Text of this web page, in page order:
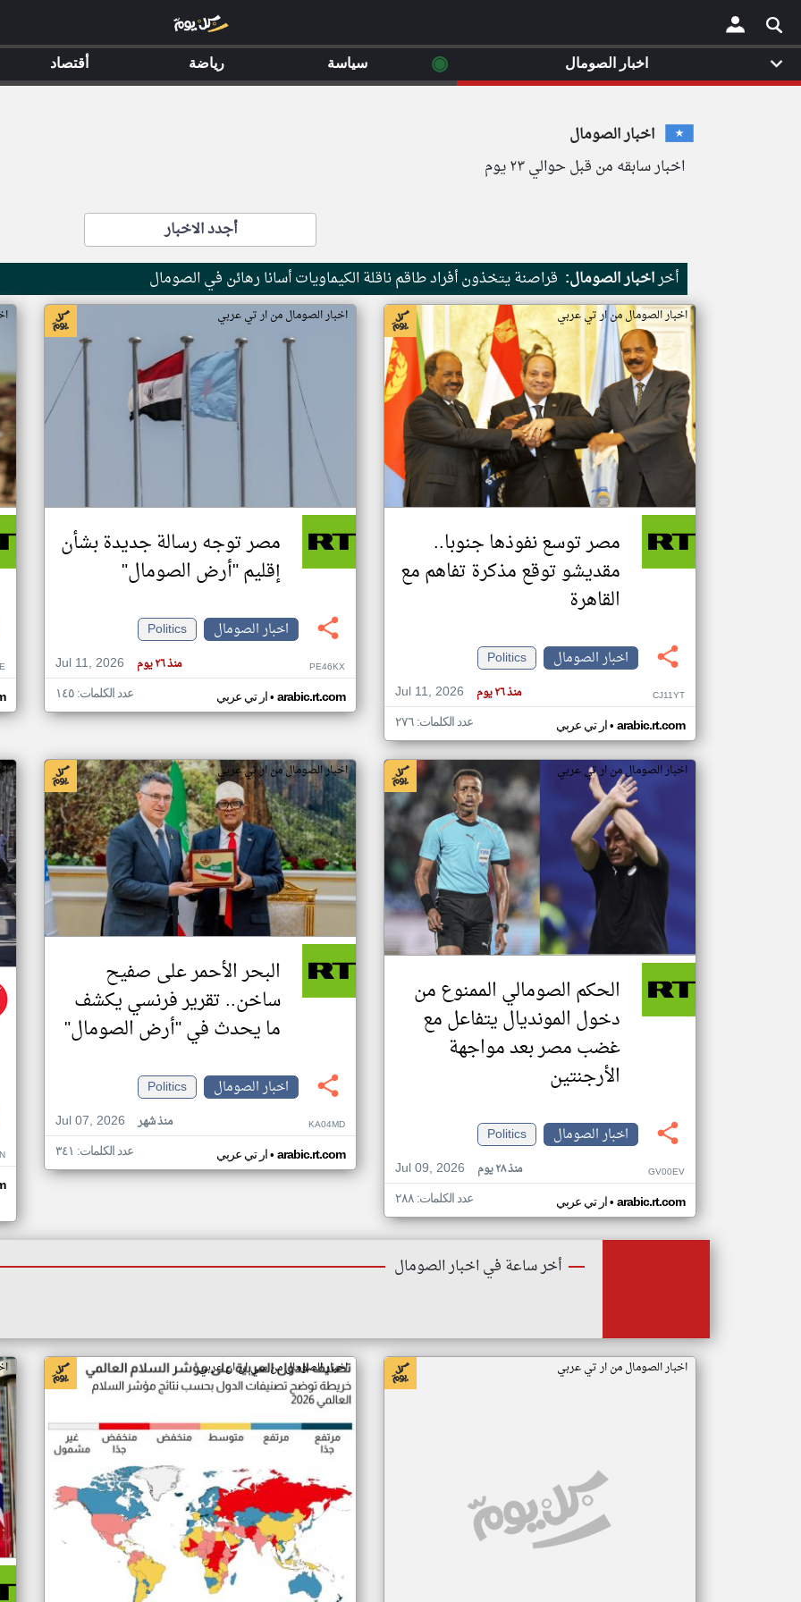
×
اخبار الصومال
اخبار سابقه من قبل حوالي ٢٣ يوم
أجدد الاخبار
أخراخبار الصومال: قراصنة يتخذون أفراد طاقم ناقلة الكيماويات أسانا رهائن في الصومال
اخبار الصومال من ار تي عربي
مصر توسع نفوذها جنوبا..
مقديشو توقع مذكرة تفاهم مع
القاهرة
اخبار الصومال
Politics
Jul 11, 2026
منذ ٢٦ يوم CJ11YT
ار تي عربي• arabic.rt.com عدد الكلمات: ٢٧٦
اخبار الصومال من ار تي عربي
مصر توجه رسالة جديدة بشأن
إقليم "أرض الصومال"
اخبار الصومال
Politics
Jul 11, 2026
منذ ٢٦ يوم PE46KX
ار تي عربي• arabic.rt.com عدد الكلمات: ١٤٥
اخبار الصومال من ار تي عربي
الحكم الصومالي الممنوع من
دخول المونديال يتفاعل مع
غضب مصر بعد مواجهة
الأرجنتين
اخبار الصومال
Politics
Jul 09, 2026
منذ ٢٨ يوم GV00EV
ار تي عربي• arabic.rt.com عدد الكلمات: ٢٨٨
اخبار الصومال من ار تي عربي
البحر الأحمر على صفيح
ساخن.. تقرير فرنسي يكشف
ما يحدث في "أرض الصومال"
اخبار الصومال
Politics
Jul 07, 2026
منذ شهر KA04MD
ار تي عربي• arabic.rt.com عدد الكلمات: ٣٤١
أخر ساعة في اخبار الصومال
اخبار الصومال من ار تي عربي اخبار الصومال من سي ان ان عربي
اخبار الصومال ◉ سياسة رياضة أقتصاد